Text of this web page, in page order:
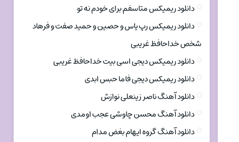
دانلود ریمیکس متاسفم برای خودم نه تو
دانلود ریمیکس رپ یاس و حصین و حمید صفت و فرهاد
شخص خداحافظ غریبی
دانلود ریمیکس دیجی اسی بیت خداحافظ غریبی
دانلود ریمیکس دیجی فاما حبس ابدی
دانلود آهنگ ناصر زینعلی نوازش
دانلود آهنگ محسن چاوشی عجب اومدی
دانلود آهنگ گروه ایهام بغض مدام